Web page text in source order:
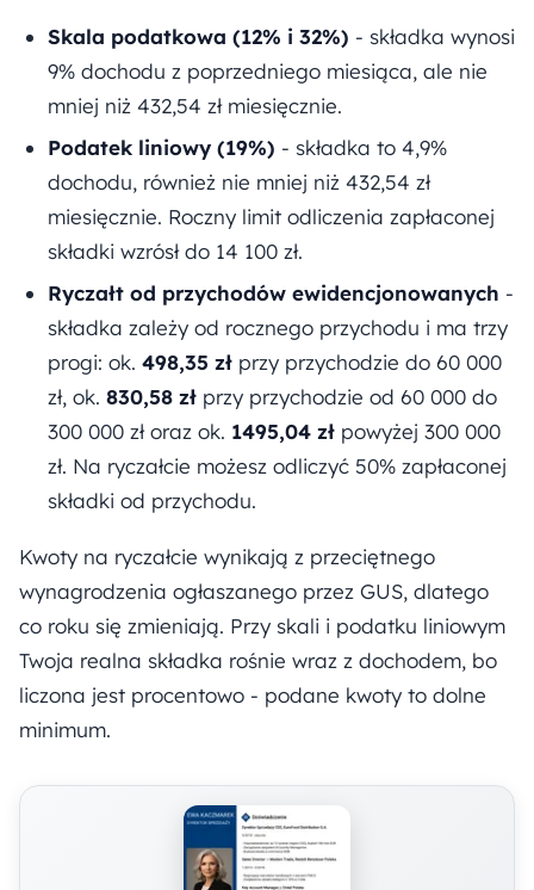
Skala podatkowa (12% i 32%) - składka wynosi
9% dochodu z poprzedniego miesiąca, ale nie
mniej niż 432,54 zł miesięcznie.
Podatek liniowy (19%) - składka to 4,9%
dochodu, również nie mniej niż 432,54 zł
miesięcznie. Roczny limit odliczenia zapłaconej
składki wzrósł do 14 100 zł.
Ryczałt od przychodów ewidencjonowanych -
składka zależy od rocznego przychodu i ma trzy
progi: ok. 498,35 zł przy przychodzie do 60 000
zł, ok. 830,58 zł przy przychodzie od 60 000 do
300 000 zł oraz ok. 1495,04 zł powyżej 300 000
zł. Na ryczałcie możesz odliczyć 50% zapłaconej
składki od przychodu.
Kwoty na ryczałcie wynikają z przeciętnego
wynagrodzenia ogłaszanego przez GUS, dlatego
co roku się zmieniają. Przy skali i podatku liniowym
Twoja realna składka rośnie wraz z dochodem, bo
liczona jest procentowo - podane kwoty to dolne
minimum.